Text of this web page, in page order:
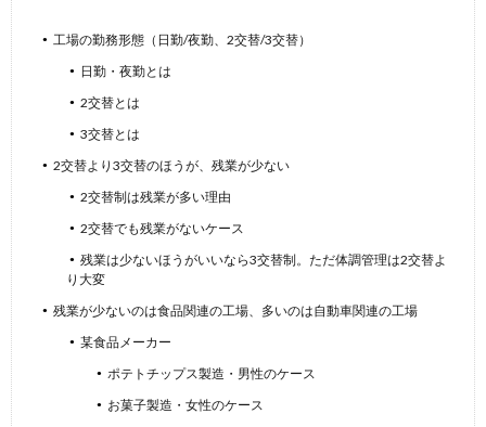
工場の勤務形態（日勤/夜勤、2交替/3交替）
日勤・夜勤とは
2交替とは
3交替とは
2交替より3交替のほうが、残業が少ない
2交替制は残業が多い理由
2交替でも残業がないケース
残業は少ないほうがいいなら3交替制。ただ体調管理は2交替よ
り大変
残業が少ないのは食品関連の工場、多いのは自動車関連の工場
某食品メーカー
ポテトチップス製造・男性のケース
お菓子製造・女性のケース